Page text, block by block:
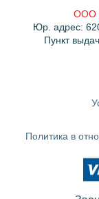
ООО
Юр. адрес:
Пункт
Политика в